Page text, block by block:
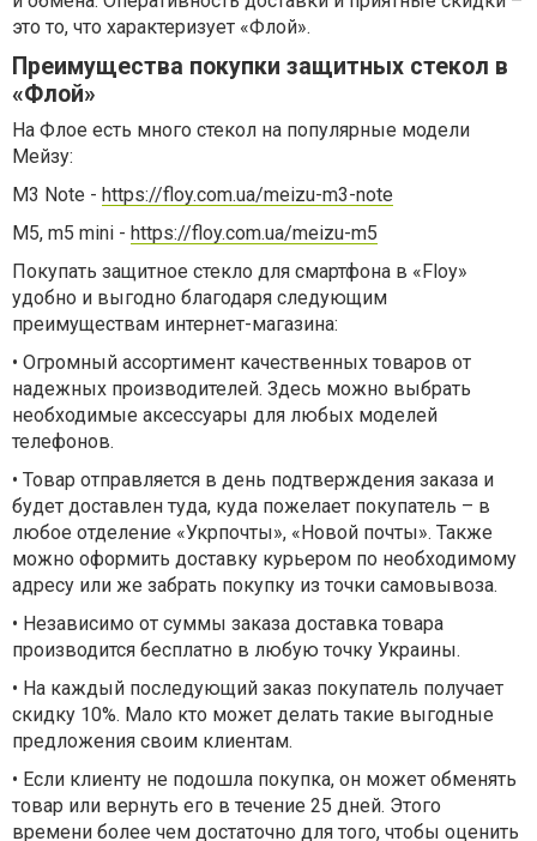
это то, что характеризует «Флой».
Преимущества покупки защитных стекол в
«Флой»
На Флое есть много стекол на популярные модели
Мейзу:
M3 Note - https://floy.com.ua/meizu-m3-note
M5, m5 mini - https://floy.com.ua/meizu-m5
Покупать защитное стекло для смартфона в «Floy»
удобно и выгодно благодаря следующим
преимуществам интернет-магазина:
• Огромный ассортимент качественных товаров от
надежных производителей. Здесь можно выбрать
необходимые аксессуары для любых моделей
телефонов.
• Товар отправляется в день подтверждения заказа и
будет доставлен туда, куда пожелает покупатель – в
любое отделение «Укрпочты», «Новой почты». Также
можно оформить доставку курьером по необходимому
адресу или же забрать покупку из точки самовывоза.
• Независимо от суммы заказа доставка товара
производится бесплатно в любую точку Украины.
• На каждый последующий заказ покупатель получает
скидку 10%. Мало кто может делать такие выгодные
предложения своим клиентам.
• Если клиенту не подошла покупка, он может обменять
товар или вернуть его в течение 25 дней. Этого
времени более чем достаточно для того, чтобы оценить